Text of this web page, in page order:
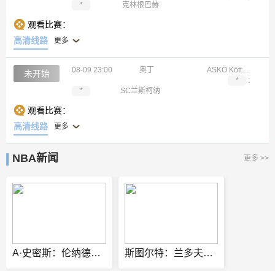
*
克林根巴赫
观看比赛：
高清线路
更多
未开始 08-09 23:00 奥丁
ASKÖ Köttmannsdorf
*
:
*
SC兰斯柯纳
观看比赛：
高清线路
更多
NBA新闻 更多 >>
A·史密斯：伦纳德逼宫快船却拿钱不干活 他太擅长带薪休假了 斯图尔特：兰多夫和托尼·阿伦缔造了灰熊的铁血球风